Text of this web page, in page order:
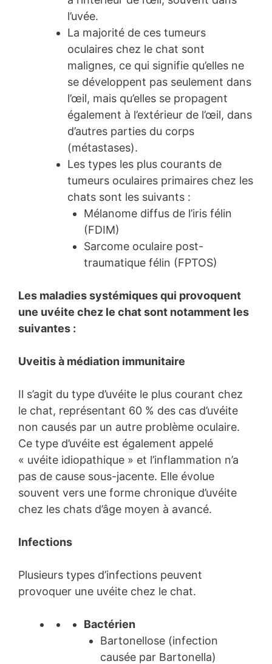
l’uvée.
La majorité de ces tumeurs
oculaires chez le chat sont
malignes, ce qui signifie qu’elles ne
se développent pas seulement dans
l’œil, mais qu’elles se propagent
également à l’extérieur de l’œil, dans
d’autres parties du corps
(métastases).
Les types les plus courants de
tumeurs oculaires primaires chez les
chats sont les suivants :
Mélanome diffus de l’iris félin
(FDIM)
Sarcome oculaire post-
traumatique félin (FPTOS)
Les maladies systémiques qui provoquent
une uvéite chez le chat sont notamment les
suivantes :
Uveitis à médiation immunitaire
Il s’agit du type d’uvéite le plus courant chez
le chat, représentant 60 % des cas d’uvéite
non causés par un autre problème oculaire.
Ce type d’uvéite est également appelé
« uvéite idiopathique » et l’inflammation n’a
pas de cause sous-jacente. Elle évolue
souvent vers une forme chronique d’uvéite
chez les chats d’âge moyen à avancé.
Infections
Plusieurs types d’infections peuvent
provoquer une uvéite chez le chat.
Bactérien
Bartonellose (infection
causée par Bartonella)